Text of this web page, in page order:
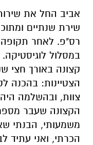
אביב החל את
שירת שנתיים
רס"פ. לאחר תקופה
במסלול
קצונה באורך חצי
צוות, ובהשלמה
הקצונה שעבר
משמעותי, הבנתי
הכרתי, ואני עתיד